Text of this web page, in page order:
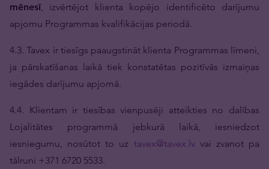
mēnesī, izvērtējot klienta kopējo identificēto darījumu
apjomu Programmas kvalifikācijas periodā.
4.3. Tavex ir tiesīgs paaugstināt klienta Programmas līmeni,
ja pārskatīšanas laikā tiek konstatētas pozitīvās izmaiņas
iegādes darījumu apjomā.
4.4. Klientam ir tiesības vienpusēji atteikties no dalības
Lojalitātes programmā jebkurā laikā, iesniedzot
iesniegumu, nosūtot to uz tavex@tavex.lvvai zvanot pa
tālruni +371 6720 5533.